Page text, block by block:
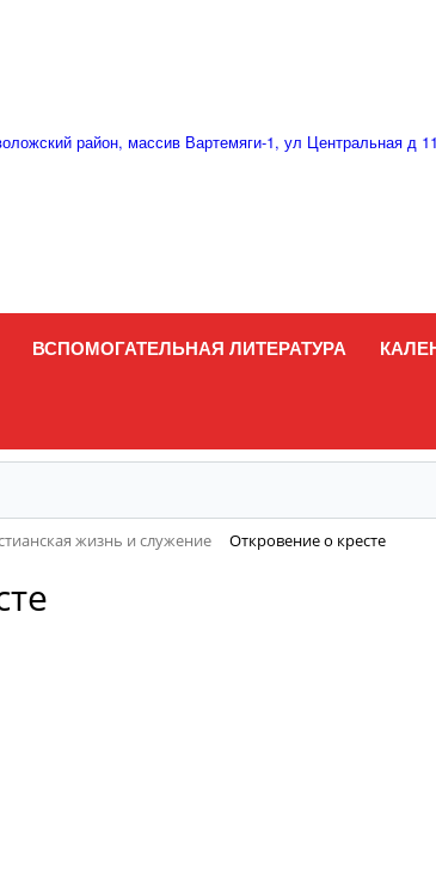
район, массив Вартемяги-1, ул Центральная д
ВСПОМОГАТЕЛЬНАЯ ЛИТЕРАТУРА
жизнь и служение Откровение о кресте